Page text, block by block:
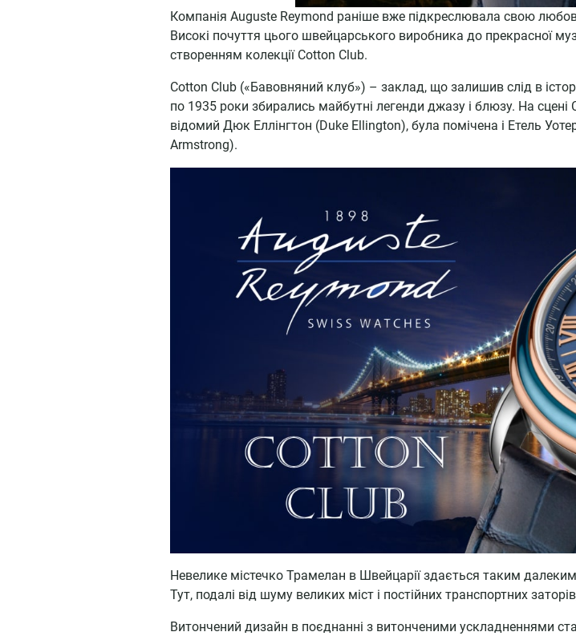
Компанія Auguste Reymond раніше вже підкреслювала свою
Високі почуття цього швейцарського виробника до прекрасної
створенням колекції Cotton Club.
Cotton Club («Бавовняний клуб») – заклад, що залишив слід в
по 1935 роки збирались майбутні легенди джазу і блюзу. На
відомий Дюк Еллінгтон (Duke Ellington), була помічена і Етель
Armstrong).
Невелике містечко Трамелан в Швейцарії здається таким
Тут, подалі від шуму великих міст і постійних транспортних
Витончений дизайн в поєднанні з витонченими ускладненнями